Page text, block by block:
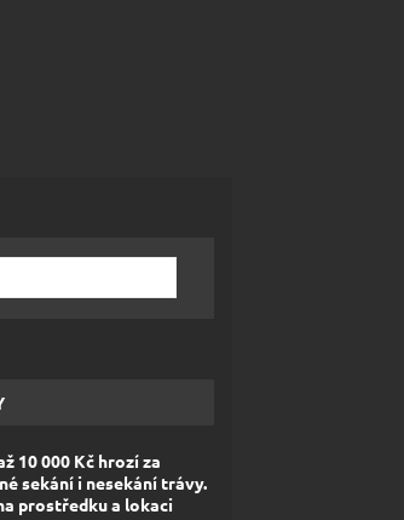
10 000 Kč hrozí za
sekání i nesekání trávy.
prostředku a lokaci